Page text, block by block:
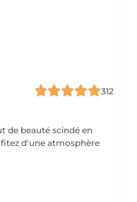
312
de beauté scindé en